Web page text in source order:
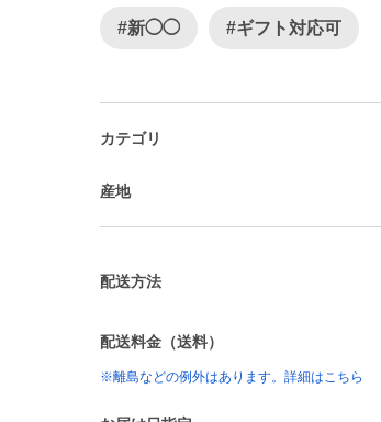
#新◯◯ #ギフト対応可
カテゴリ
産地
配送方法
配送料金（送料）
※離島などの例外はあります。詳細はこちら